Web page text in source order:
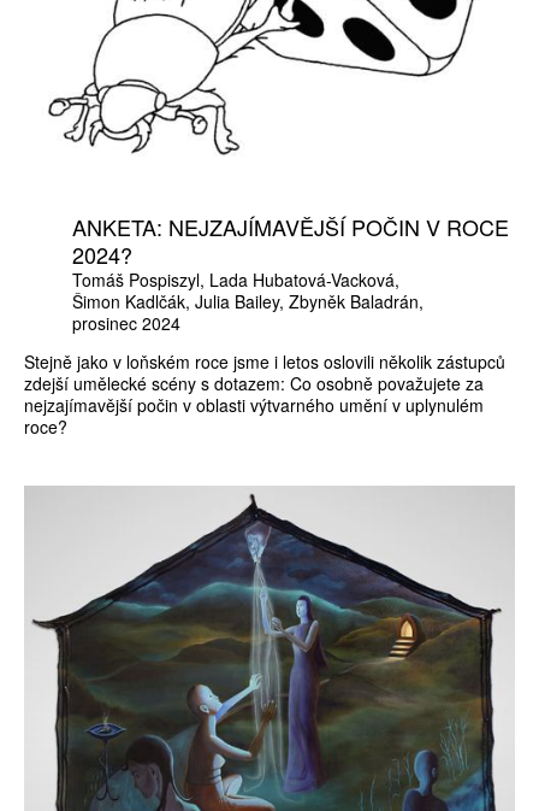
ANKETA: NEJZAJÍMAVĚJŠÍ POČIN V ROCE
2024?
Tomáš Pospiszyl Lada Hubatová-Vacková
Šimon Kadlčák Julia Bailey Zbyněk Baladrán
prosinec 2024
Stejně jako v loňském roce jsme i letos oslovili několik zástupců
zdejší umělecké scény s dotazem: Co osobně považujete za
nejzajímavější počin v oblasti výtvarného umění v uplynulém
roce?